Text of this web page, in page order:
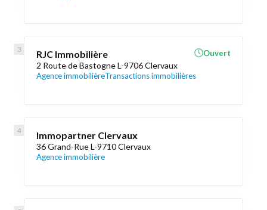
RJC Immobilière
2 Route de Bastogne L-9706 Clervaux
Agence immobilièreTransactions immobilières
Ouvert
Immopartner Clervaux
36 Grand-Rue L-9710 Clervaux
Agence immobilière